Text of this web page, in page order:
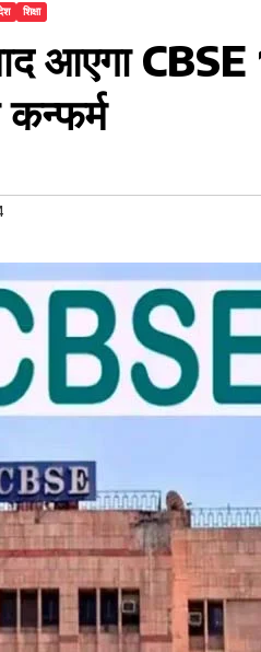
शिक्षा
आएगा CBSE
कन्फर्म